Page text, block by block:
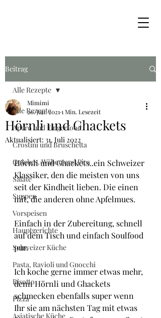
Beitrag
Alle Rezepte
Apéro und Fingerfood
Crostini und Bruschetta
Quiches, Wähen und Pies
Salate
Suppen
Vorspeisen
Hauptgerichte
Schweizer Küche
Pasta, Ravioli und Gnocchi
Risotto
Pizza
Asiatische Küche
Alle Rezepte
Hörnli und Ghackets
Mimimi
20. Jan. 2021 1 Min. Lesezeit
Aktualisiert: 31. Juli 2022
Hörnli und Ghackets..ein Schweizer
Klassiker, den die meisten von uns
seit der Kindheit lieben. Die einen
mit, die anderen ohne Apfelmues.
Einfach in der Zubereitung, schnell
auf dem Tisch und einfach Soulfood
pur.
Ich koche gerne immer etwas mehr,
denn Hörnli und Ghackets
schmecken ebenfalls super wenn
Ihr sie am nächsten Tag mit etwas